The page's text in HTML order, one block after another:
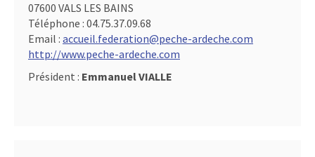
07600 VALS LES BAINS
Téléphone : 04.75.37.09.68
Email : accueil.federation@peche-ardeche.com
http://www.peche-ardeche.com
Président : Emmanuel VIALLE